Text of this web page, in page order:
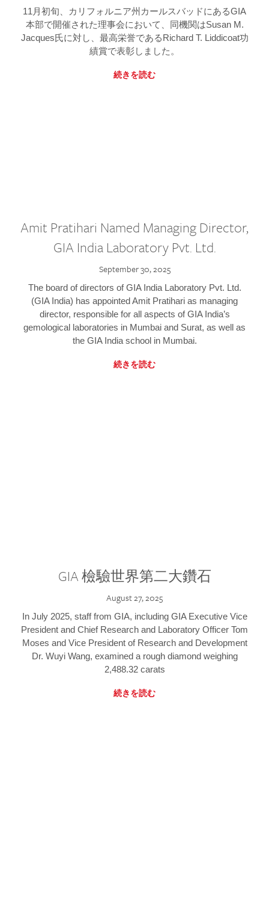
11月初旬、カリフォルニア州カールスバッドにあるGIA
本部で開催された理事会において、同機関はSusan M.
Jacques氏に対し、最高栄誉であるRichard T. Liddicoat功
績賞で表彰しました。
続きを読む
Amit Pratihari Named Managing Director,
GIA India Laboratory Pvt. Ltd.
September 30, 2025
The board of directors of GIA India Laboratory Pvt. Ltd.
(GIA India) has appointed Amit Pratihari as managing
director, responsible for all aspects of GIA India’s
gemological laboratories in Mumbai and Surat, as well as
the GIA India school in Mumbai.
続きを読む
GIA 檢驗世界第二大鑽石
August 27, 2025
In July 2025, staff from GIA, including GIA Executive Vice
President and Chief Research and Laboratory Officer Tom
Moses and Vice President of Research and Development
Dr. Wuyi Wang, examined a rough diamond weighing
2,488.32 carats
続きを読む